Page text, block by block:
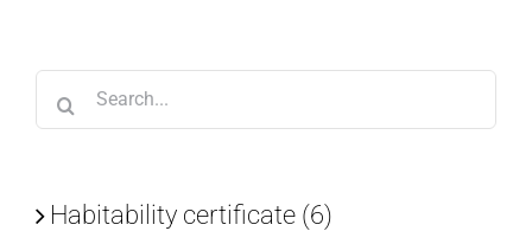
Search
for:
Habitability certificate (6)